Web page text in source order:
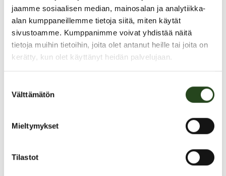
jaamme sosiaalisen median, mainosalan ja analytiikka-
alan kumppaneillemme tietoja siitä, miten käytät
sivustoamme. Kumppanimme voivat yhdistää näitä
tietoja muihin tietoihin, joita olet antanut heille tai joita on
kerätty, kun olet käyttänyt heidän palvelujaan.
valinta
Välttämätön
Mieltymykset
Tilastot